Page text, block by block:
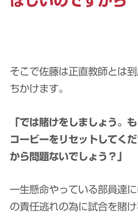
そこで佐藤は正直教師とは
ちかけます。
「では賭けをしましょう。
コービーをリセットしてく
から問題ないでしょう？」
一生懸命やっている部員達
の責任逃れの為に試合を賭